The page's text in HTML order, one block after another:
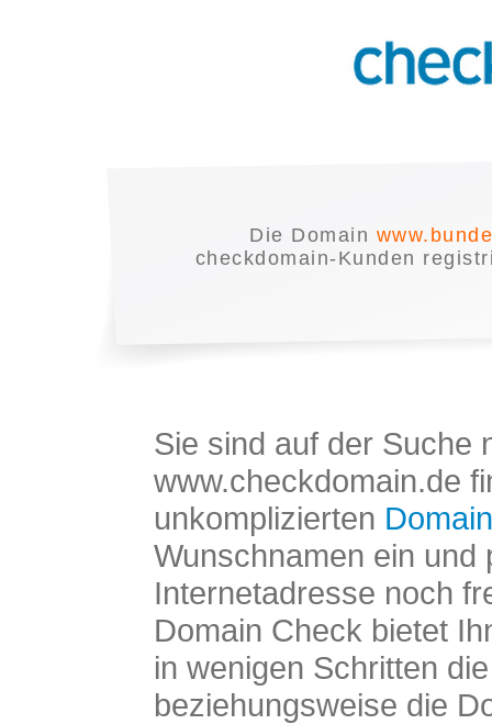
Die Domain
checkdomain-Kunden
Sie sind auf der Suche
www.checkdomain.de
unkomplizierten
Wunschnamen ein und
Internetadresse noch
Domain Check bietet
in wenigen Schritten
beziehungsweise die